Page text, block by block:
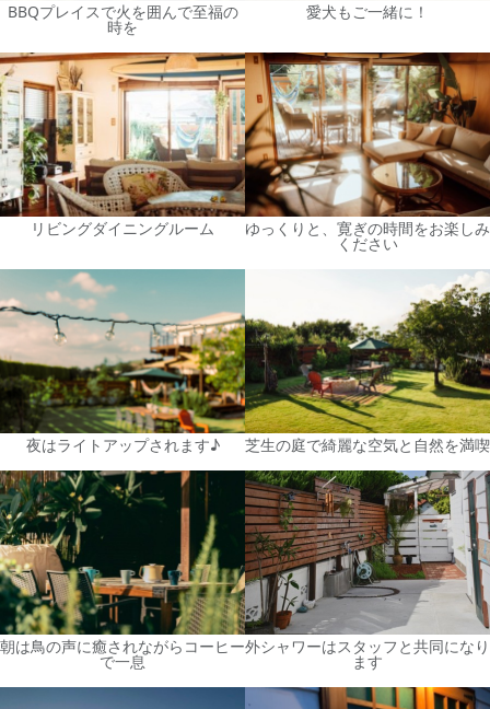
BBQプレイスで火を囲んで至福の
時を
愛犬もご一緒に！
リビングダイニングルーム ゆっくりと、寛ぎの時間をお楽しみ
ください
夜はライトアップされます♪ 芝生の庭で綺麗な空気と自然を満喫
朝は鳥の声に癒されながらコーヒー
で一息
外シャワーはスタッフと共同になり
ます